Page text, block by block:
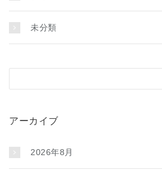
未分類
アーカイブ
2026年8月